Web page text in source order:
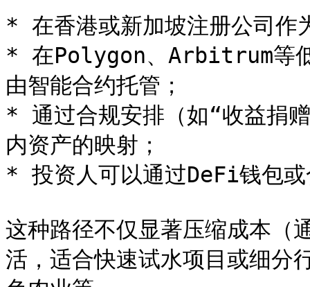
* 在香港或新加坡注册公司作
* 在Polygon、Arbitrum等低
由智能合约托管；
* 通过合规安排（如“收益捐
内资产的映射；
* 投资人可以通过DeFi钱包或
这种路径不仅显著压缩成本（
活，适合快速试水项目或细分